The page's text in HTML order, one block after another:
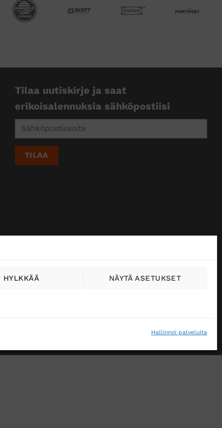
Hallinnoi palveluita
HYLKKÄÄ NÄYTÄ ASETUKSET
Tilaa uutiskirje ja saat
erikoisalennuksia sähköpostiisi